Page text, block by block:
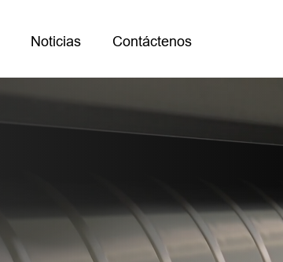
Noticias Contáctenos